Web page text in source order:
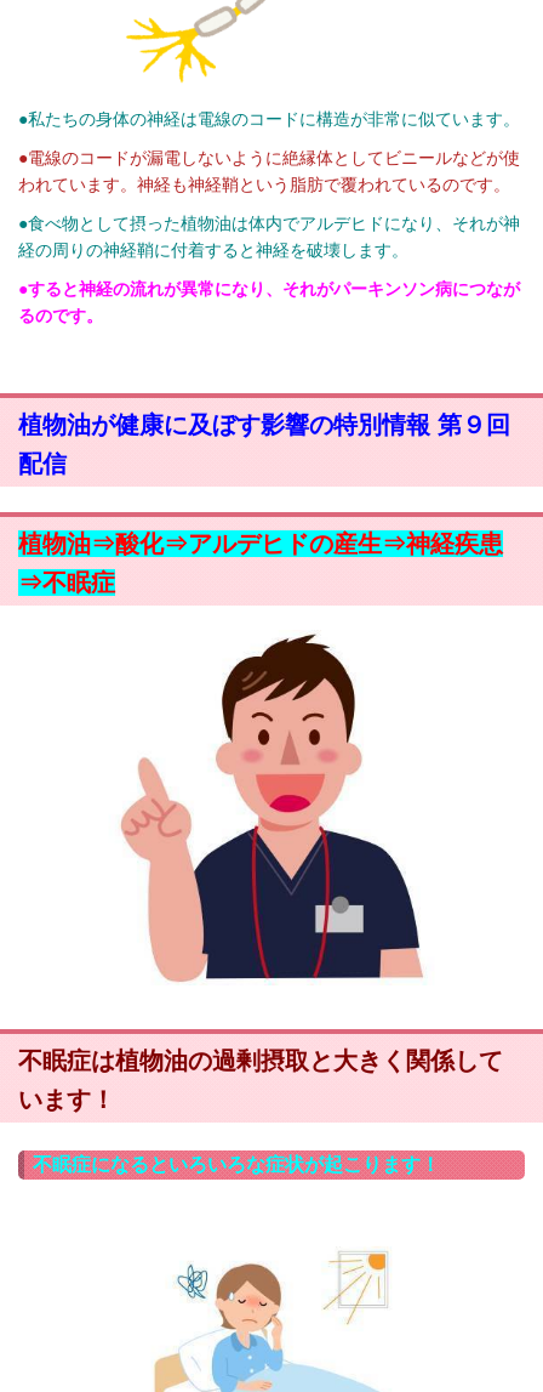
●私たちの身体の神経は電線のコードに構造が非常に似ています。
●電線のコードが漏電しないように絶縁体としてビニールなどが使
われています。 神経も神経鞘という脂肪で覆われているのです。
●食べ物として摂った植物油は体内でアルデヒドになり、それが神
経の周りの神経鞘に付着すると神経を破壊します。
●すると神経の流れが異常になり、それがパーキンソン病につなが
るのです。
植物油が健康に及ぼす影響の特別情報 第９回
配信
植物油⇒酸化⇒アルデヒドの産生⇒神経疾患
⇒不眠症
不眠症は植物油の過剰摂取と大きく関係して
います！
不眠症になるといろいろな症状が起こります！